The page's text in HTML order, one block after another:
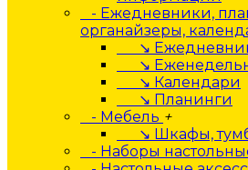
- Ежедневники,
органайзеры,
↘
↘
↘ Календари
↘ Планинги
- Мебель +
↘ Шкафы,
- Наборы